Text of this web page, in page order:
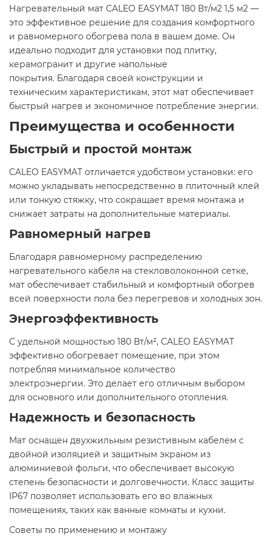
Нагревательный мат CALEO EASYMAT 180 Вт/м2 1,5 м2 —
это эффективное решение для создания комфортного
и равномерного обогрева пола в вашем доме. Он
идеально подходит для установки под плитку,
керамогранит и другие напольные
покрытия. Благодаря своей конструкции и
техническим характеристикам, этот мат обеспечивает
быстрый нагрев и экономичное потребление энергии.​
Преимущества и особенности
Быстрый и простой монтаж
CALEO EASYMAT отличается удобством установки: его
можно укладывать непосредственно в плиточный клей
или тонкую стяжку, что сокращает время монтажа и
снижает затраты на дополнительные материалы.​
Равномерный нагрев
Благодаря равномерному распределению
нагревательного кабеля на стекловолоконной сетке,
мат обеспечивает стабильный и комфортный обогрев
всей поверхности пола без перегревов и холодных зон.​
Энергоэффективность
С удельной мощностью 180 Вт/м², CALEO EASYMAT
эффективно обогревает помещение, при этом
потребляя минимальное количество
электроэнергии. Это делает его отличным выбором
для основного или дополнительного отопления.​
Надежность и безопасность
Мат оснащен двухжильным резистивным кабелем с
двойной изоляцией и защитным экраном из
алюминиевой фольги, что обеспечивает высокую
степень безопасности и долговечности. Класс защиты
IP67 позволяет использовать его во влажных
помещениях, таких как ванные комнаты и кухни.​
Советы по применению и монтажу